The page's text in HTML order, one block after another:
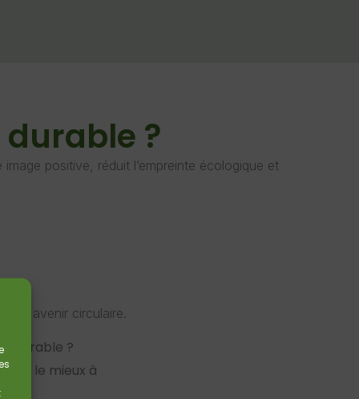
?
positive, réduit l’empreinte écologique et
un avenir circulaire.
durable ?
le mieux à